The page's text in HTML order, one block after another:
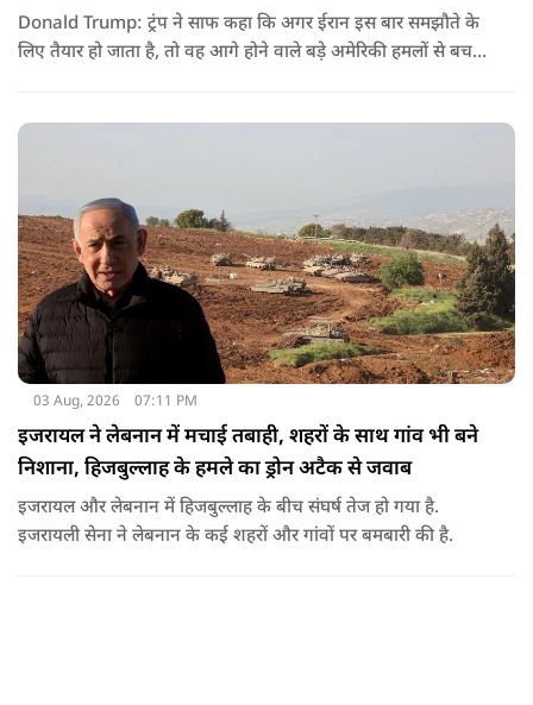
Donald Trump: ट्रंप ने साफ कहा कि अगर ईरान इस बार समझौते के
लिए तैयार हो जाता है, तो वह आगे होने वाले बड़े अमेरिकी हमलों से बच
03 Aug, 2026 07:11 PM
इजरायल ने लेबनान में मचाई तबाही, शहरों के साथ गांव भी बने
निशाना, हिजबुल्लाह के हमले का ड्रोन अटैक से जवाब
इजरायल और लेबनान में हिजबुल्लाह के बीच संघर्ष तेज हो गया है.
इजरायली सेना ने लेबनान के कई शहरों और गांवों पर बमबारी की है.